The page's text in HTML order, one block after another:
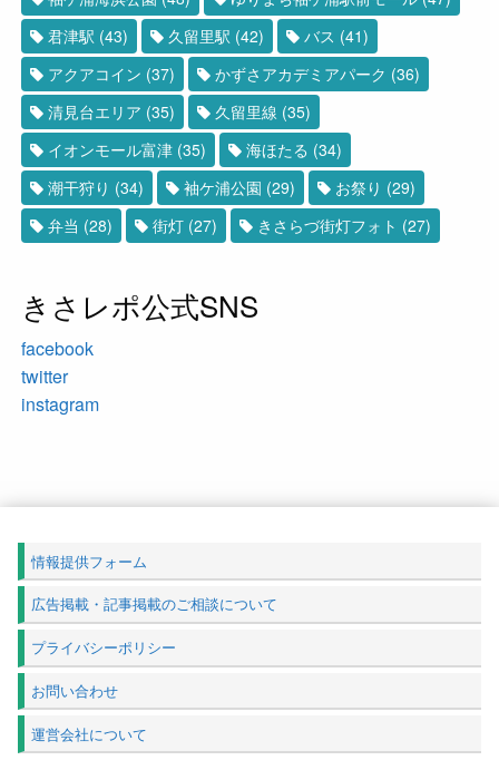
君津駅 (43) 久留里駅 (42) バス (41)
アクアコイン (37) かずさアカデミアパーク (36)
清見台エリア (35) 久留里線 (35)
イオンモール富津 (35) 海ほたる (34)
潮干狩り (34) 袖ケ浦公園 (29) お祭り (29)
弁当 (28) 街灯 (27) きさらづ街灯フォト (27)
きさレポ公式SNS
facebook
twitter
instagram
情報提供フォーム
広告掲載・記事掲載のご相談について
プライバシーポリシー
お問い合わせ
運営会社について